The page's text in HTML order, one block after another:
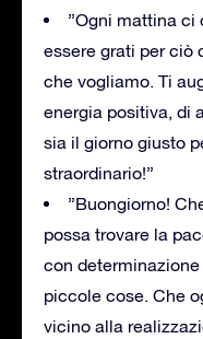
”Ogni mattina ci
essere grati per ciò
che vogliamo. Ti
energia positiva, di
sia il giorno giusto
straordinario!”
”Buongiorno!
possa trovare la
con
piccole cose. Che
vicino alla